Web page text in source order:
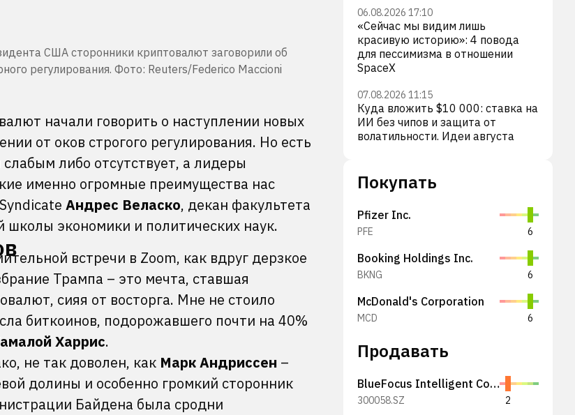
США сторонники криптовалют заговорили об
регулирования. Фото: Reuters/Federico Maccioni
начали говорить о наступлении новых
от оков строгого регулирования. Но есть
либо отсутствует, а лидеры
именно огромные преимущества нас
Андрес Веласко, декан факультета
школы экономики и политических наук.
встречи в Zoom, как вдруг дерзкое
Трампа – это мечта, ставшая
сияя от восторга. Мне не стоило
биткоинов, подорожавшего почти на 40%
Харрис.
не так доволен, как Марк Андриссен –
долины и особенно громкий сторонник
Байдена была сродни
06.08.2026 17:10
«Сейчас мы видим лишь
красивую историю»: 4 повода
для пессимизма в отношении
SpaceX
07.08.2026 11:15
Куда вложить $10 000: ставка на
ИИ без чипов и защита от
волатильности. Идеи августа
Покупать
Pfizer Inc.
PFE 6
Booking Holdings Inc.
BKNG 6
McDonald's Corporation
MCD 6
Продавать
BlueFocus Intelligent Communications Group Co., Ltd.
300058.SZ 2